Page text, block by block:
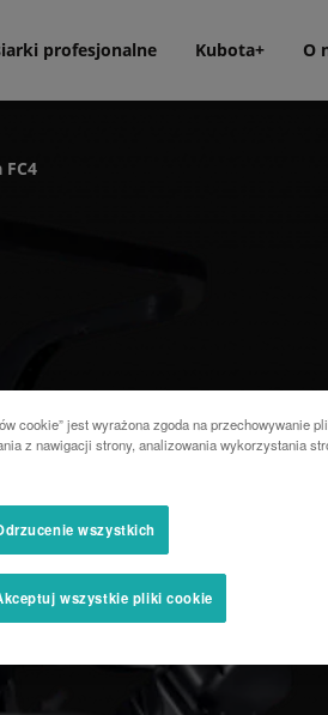
profesjonalne Kubota+ O
FC4
cookie” jest wyrażona zgoda na przechowywanie
z nawigacji strony, analizowania wykorzystania
wszystkich
wszystkie pliki cookie